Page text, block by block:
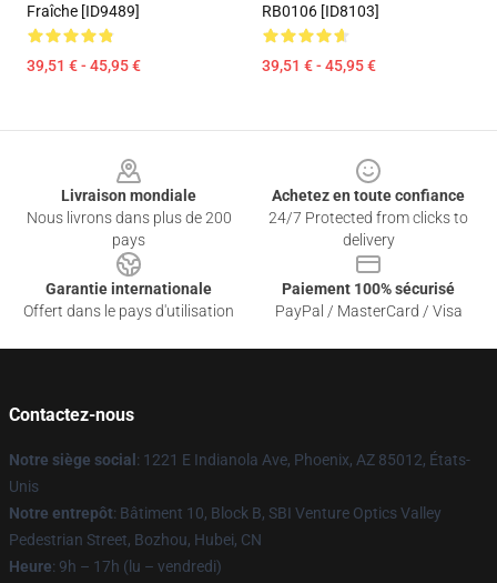
Fraîche [ID9489]
39,51 € - 45,95 €
RB0106 [ID8103]
39,51 € - 45,95 €
Livraison mondiale
Nous livrons dans plus de 200
pays
Achetez en toute confiance
24/7 Protected from clicks to
delivery
Garantie internationale
Offert dans le pays d'utilisation
Paiement 100% sécurisé
PayPal / MasterCard / Visa
Contactez-nous
Notre siège social : 1221 E Indianola Ave, Phoenix, AZ 85012, États-
Unis
Notre entrepôt: Bâtiment 10, Block B, SBI Venture Optics Valley
Pedestrian Street, Bozhou, Hubei, CN
Heure: 9h – 17h (lu – vendredi)